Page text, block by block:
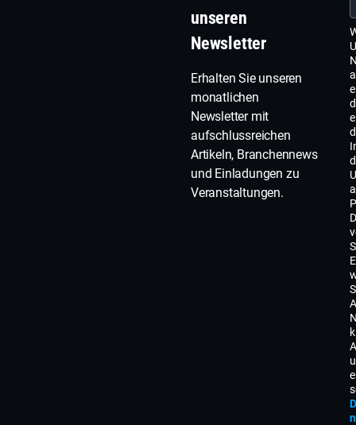
unseren
Newsletter
Erhalten Sie unseren
monatlichen
Newsletter mit
aufschlussreichen
Artikeln, Branchennews
und Einladungen zu
Veranstaltungen.